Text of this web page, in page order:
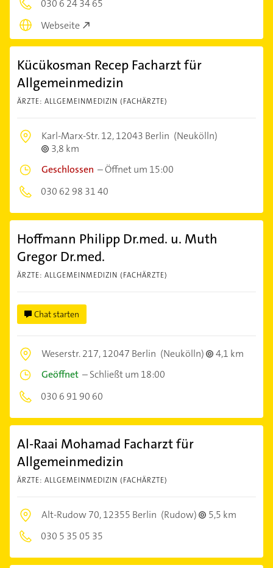
030 6 24 34 65
Webseite
Kücükosman Recep Facharzt für
Allgemeinmedizin
ÄRZTE: ALLGEMEINMEDIZIN (FACHÄRZTE)
Karl-Marx-Str. 12,12043 Berlin (Neukölln)
3,8 km
Geschlossen –Öffnet um 15:00
030 62 98 31 40
Hoffmann Philipp Dr.med. u. Muth
Gregor Dr.med.
ÄRZTE: ALLGEMEINMEDIZIN (FACHÄRZTE)
Chat starten
Weserstr. 217,12047 Berlin (Neukölln)
4,1 km
Geöffnet –Schließt um 18:00
030 6 91 90 60
Al-Raai Mohamad Facharzt für
Allgemeinmedizin
ÄRZTE: ALLGEMEINMEDIZIN (FACHÄRZTE)
Alt-Rudow 70,12355 Berlin (Rudow)
5,5 km
030 5 35 05 35